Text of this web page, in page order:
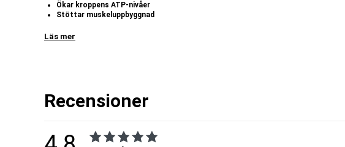
Ökar kroppens ATP-nivåer
Stöttar muskeluppbyggnad
Tillverkad i Sverige
aminosyrorna arginin, glycin och metionin, men inte i de nivåer som man får i sig via
Oavsett vad vi gör, om vi så sover, jobbar eller tränar, behöver kroppen hela tiden energi
Läs mer
Recensioner